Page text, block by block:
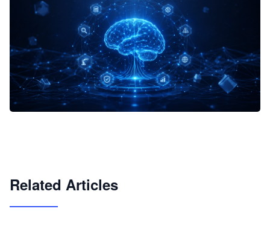
Related Articles